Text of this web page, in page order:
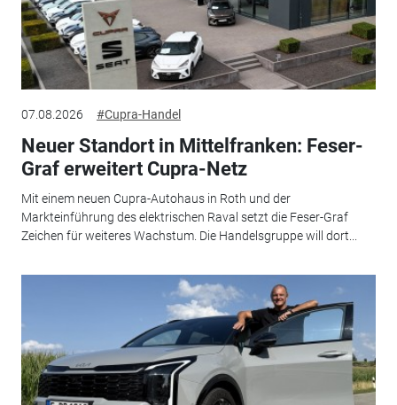
07.08.2026 #Cupra-Handel
Neuer Standort in Mittelfranken: Feser-
Graf erweitert Cupra-Netz
Mit einem neuen Cupra-Autohaus in Roth und der
Markteinführung des elektrischen Raval setzt die Feser-Graf
Zeichen für weiteres Wachstum. Die Handelsgruppe will dort...